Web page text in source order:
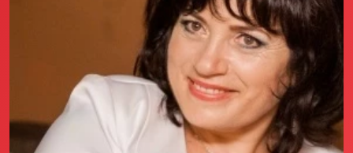
La fondatrice Valeria Pilla
Annunci Donne
Agenzia matrimoniale Club di Più
Love Notebook